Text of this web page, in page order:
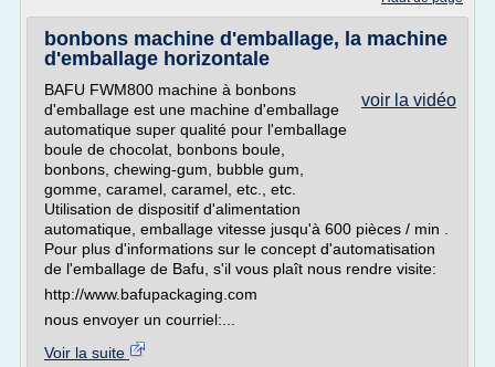
bonbons machine d'emballage, la machine
d'emballage horizontale
voir la vidéo
BAFU FWM800 machine à bonbons
d'emballage est une machine d'emballage
automatique super qualité pour l'emballage
boule de chocolat, bonbons boule,
bonbons, chewing-gum, bubble gum,
gomme, caramel, caramel, etc., etc.
Utilisation de dispositif d'alimentation
automatique, emballage vitesse jusqu'à 600 pièces / min .
Pour plus d'informations sur le concept d'automatisation
de l'emballage de Bafu, s'il vous plaît nous rendre visite:
http://www.bafupackaging.com
nous envoyer un courriel:...
Voir la suite